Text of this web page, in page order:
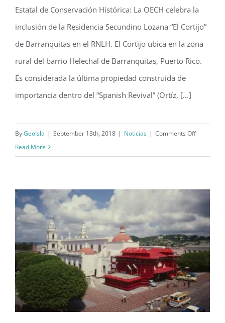
Compartimos la siguiente nota publicada por la Oficina
Estatal de Conservación Histórica: La OECH celebra la
inclusión de la Residencia Secundino Lozana “El Cortijo”
de Barranquitas en el RNLH. El Cortijo ubica en la zona
rural del barrio Helechal de Barranquitas, Puerto Rico.
Es considerada la última propiedad construida de
ByGeoIsla | September 13th, 2018 | Noticias | Comments Offon
en
el
Registro
Nacional
de
Lugares
Históricos